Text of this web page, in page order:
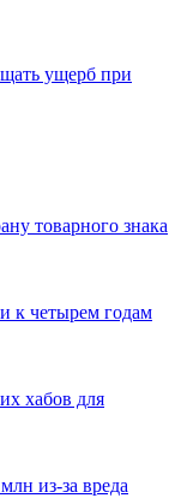
ущерб при
товарного знака
к четырем годам
хабов для
из-за вреда